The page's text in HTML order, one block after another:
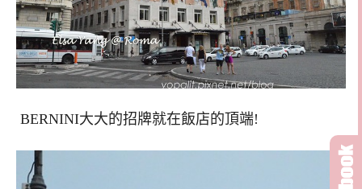
BERNINI大大的招牌就在飯店的頂端!